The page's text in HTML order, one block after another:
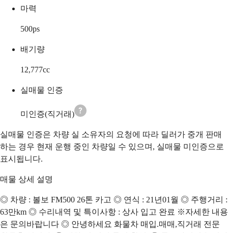
마력
500ps
배기량
12,777cc
실매물 인증
미인증(직거래)
실매물 인증은 차량 실 소유자의 요청에 따라 딜러가 중개 판매
하는 경우 현재 운행 중인 차량일 수 있으며, 실매물 미인증으로
표시됩니다.
매물 상세 설명
◎ 차량 : 볼보 FM500 26톤 카고 ◎ 연식 : 21년01월 ◎ 주행거리 :
63만km ◎ 수리내역 및 특이사항 : 상사 입고 완료 ※자세한 내용
은 문의바랍니다 ◎ 안녕하세요 화물차 매입.매매,직거래 전문